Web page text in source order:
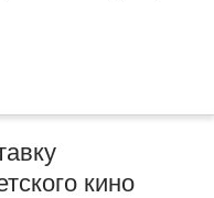
кино